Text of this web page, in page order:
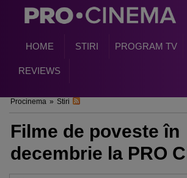
HOME STIRI PROGRAM TV
REVIEWS
Procinema » Stiri
Filme de poveste în
decembrie la PRO